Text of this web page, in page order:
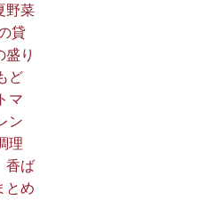
野菜
貸
盛り
ど
マ
ン
理
香ば
とめ